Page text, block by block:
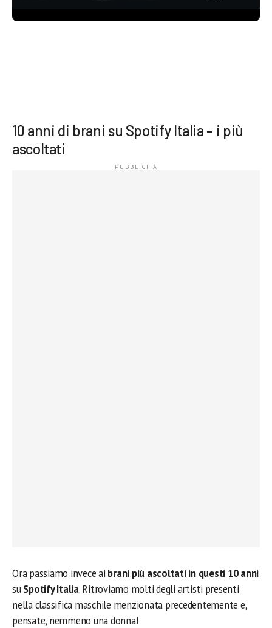
10 anni di brani su Spotify Italia – i più
ascoltati
Ora passiamo invece ai brani più ascoltati in questi 10 anni
suSpotify Italia. Ritroviamo molti degli artisti presenti
nella classifica maschile menzionata precedentemente e,
pensate, nemmeno una donna!